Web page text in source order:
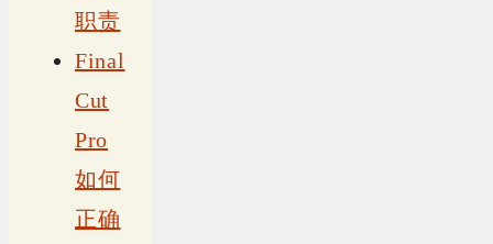
职责
Final
Cut
Pro
如何
正确